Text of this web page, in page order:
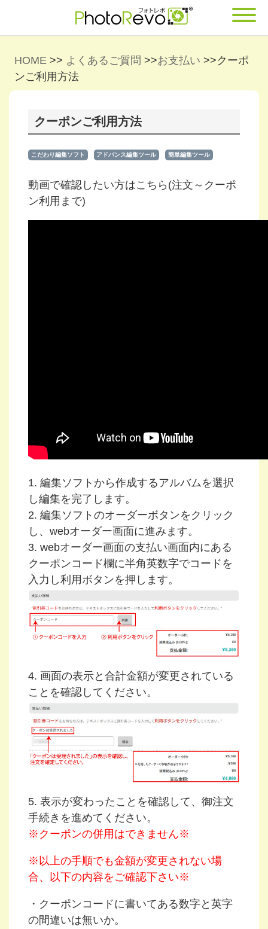
HOME >> よくあるご質問 >>お支払い >>クーポ
ンご利用方法
クーポンご利用方法
こだわり編集ソフト アドバンス編集ツール 簡単編集ツール
動画で確認したい方はこちら(注文～クーポ
ン利用まで)
1. 編集ソフトから作成するアルバムを選択
し編集を完了します。
2. 編集ソフトのオーダーボタンをクリック
し、webオーダー画面に進みます。
3. webオーダー画面の支払い画面内にある
クーポンコード欄に半角英数字でコードを
入力し利用ボタンを押します。
4. 画面の表示と合計金額が変更されている
ことを確認してください。
5. 表示が変わったことを確認して、御注文
手続きを進めてください。
※クーポンの併用はできません※
※以上の手順でも金額が変更されない場
合、以下の内容をご確認下さい※
・クーポンコードに書いてある数字と英字
の間違いは無いか。